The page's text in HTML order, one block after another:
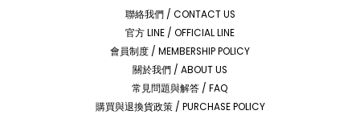
聯絡我們 / CONTACT US
官方 LINE / OFFICIAL LINE
會員制度 / MEMBERSHIP POLICY
關於我們 / ABOUT US
常見問題與解答 / FAQ
購買與退換貨政策 / PURCHASE POLICY